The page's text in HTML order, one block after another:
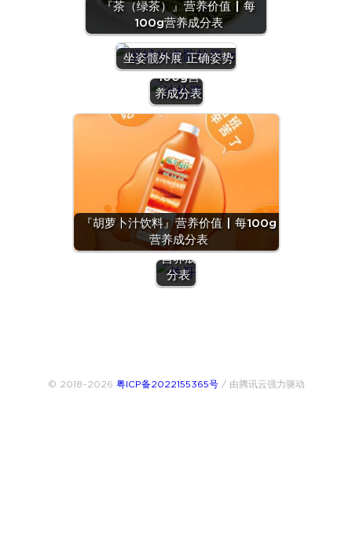
『茶（绿茶）』营养价值 | 每
100g营养成分表
坐姿髋外展 正确姿势
『沙拉
酱』营养
价值 | 每
100g营
养成分表
『胡萝卜汁饮料』营养价值 | 每100g
营养成分表
『羊
肝』营
养价值
| 每
100g
营养成
分表
© 2018~2026 粤ICP备2022155365号/ 由腾讯云强力驱动